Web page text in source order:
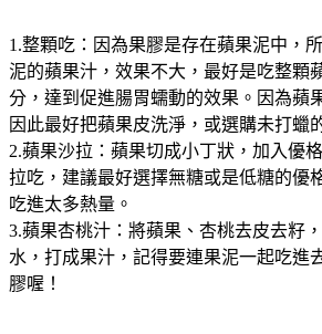
1.整顆吃：因為果膠是存在蘋果泥中，
泥的蘋果汁，效果不大，最好是吃整顆
分，達到促進腸胃蠕動的效果。因為蘋
因此最好把蘋果皮洗淨，或選購未打蠟
2.蘋果沙拉：蘋果切成小丁狀，加入優
拉吃，建議最好選擇無糖或是低糖的優
吃進太多熱量。
3.蘋果杏桃汁：將蘋果、杏桃去皮去籽
水，打成果汁，記得要連果泥一起吃進
膠喔！